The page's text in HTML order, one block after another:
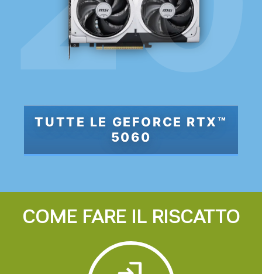
TUTTE LE GEFORCE RTX™
5060
COME FARE IL RISCATTO